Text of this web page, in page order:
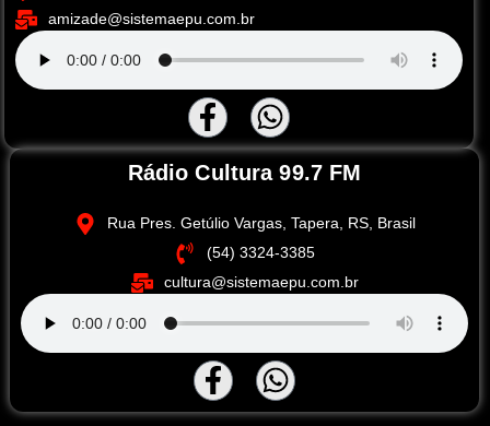
amizade@sistemaepu.com.br
Rádio Cultura 99.7 FM
Rua Pres. Getúlio Vargas, Tapera, RS, Brasil
(54) 3324-3385
cultura@sistemaepu.com.br